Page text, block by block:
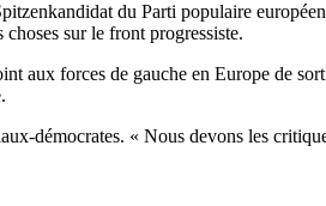
du Parti populaire
sur le front progressiste.
aux forces de gauche en Europe de
démocrates. « Nous devons les